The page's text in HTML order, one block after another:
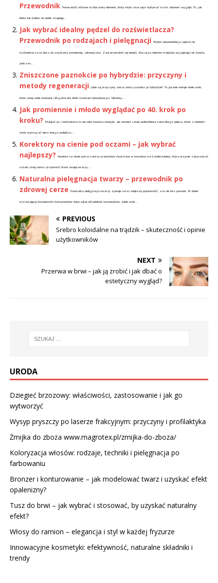
Przewodnik
Porowatość włosów to kluczowy element, który może znacząco wpływać na ich zdrowie i wygląd. To, jak
blisko lub daleko od siebie znajdują...
Jak wybrać idealny pędzel do rozświetlacza?
Przewodnik po rodzajach i pielęgnacji
Wybór odpowiedniego pędzla do
rozświetlacza to klucz do uzyskania promiennej, zdrowej cery. Zastanawiałeś się kiedyś, dlaczego niektóre makijaże wyglądają tak świeżo,
podczas...
Zniszczone paznokcie po hybrydzie: przyczyny i
metody regeneracji
Jakie są przyczyny zniszczenia paznokci po hybrydzie? To pytanie nurtuje wiele osób,
które cenią sobie estetykę i długotrwały efekt manicure hybrydowego. Niestety,...
Jak promiennie i młodo wyglądać po 40. krok po
kroku?
Makijaż po czterdziestce to nie tylko kwestia estetyki, ale również sztuki podkreślenia naturalnego piękna, które z wiekiem
może wymagać nieco innego podejścia....
Korektory na cienie pod oczami – jak wybrać
najlepszy?
Korektor na cienie pod oczami to prawdziwy must-have w kosmetyczce każdej kobiety, która pragnie zatuszować
oznaki zmęczenia i przywrócić blask swojej twarzy....
Naturalna pielęgnacja twarzy – przewodnik po
zdrowej cerze
Naturalna pielęgnacja twarzy zyskuje coraz większą popularność, a to nie bez powodu. W dobie
wzrastającej świadomości konsumentów dotyczącej składników kosmetyków, wiele osób...
PREVIOUS
Srebro koloidalne na trądzik – skuteczność i opinie
użytkowników
NEXT
Przerwa w brwi – jak ją zrobić i jak dbać o
estetyczny wygląd?
URODA
Dziegieć brzozowy: właściwości, zastosowanie i jak go
wytworzyć
Wysyp pryszczy po laserze frakcyjnym: przyczyny i profilaktyka
Żmijka do zboża www.magrotex.pl/zmijka-do-zboza/
Koloryzacja włosów: rodzaje, techniki i pielęgnacja po
farbowaniu
Bronzer i konturowanie – jak modelować twarz i uzyskać efekt
opalenizny?
Tusz do brwi – jak wybrać i stosować, by uzyskać naturalny
efekt?
Włosy do ramion – elegancja i styl w każdej fryzurze
Innowacyjne kosmetyki: efektywność, naturalne składniki i
trendy